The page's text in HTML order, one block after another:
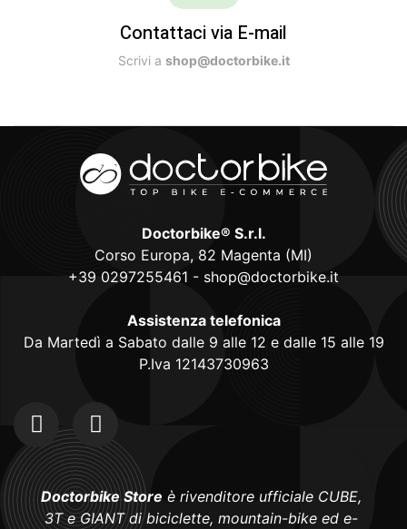
Contattaci via E-mail
Scrivi a shop@doctorbike.it
Doctorbike® S.r.l.
Corso Europa, 82 Magenta (MI)
+39 0297255461 - shop@doctorbike.it
Assistenza telefonica
Da Martedì a Sabato dalle 9 alle 12 e dalle 15 alle 19
P.Iva 12143730963
Doctorbike Store è rivenditore ufficiale CUBE,
3T e GIANT di biciclette, mountain-bike ed e-